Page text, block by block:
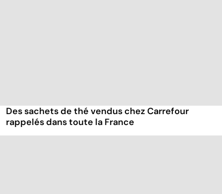
Des sachets de thé vendus chez Carrefour
rappelés dans toute la France